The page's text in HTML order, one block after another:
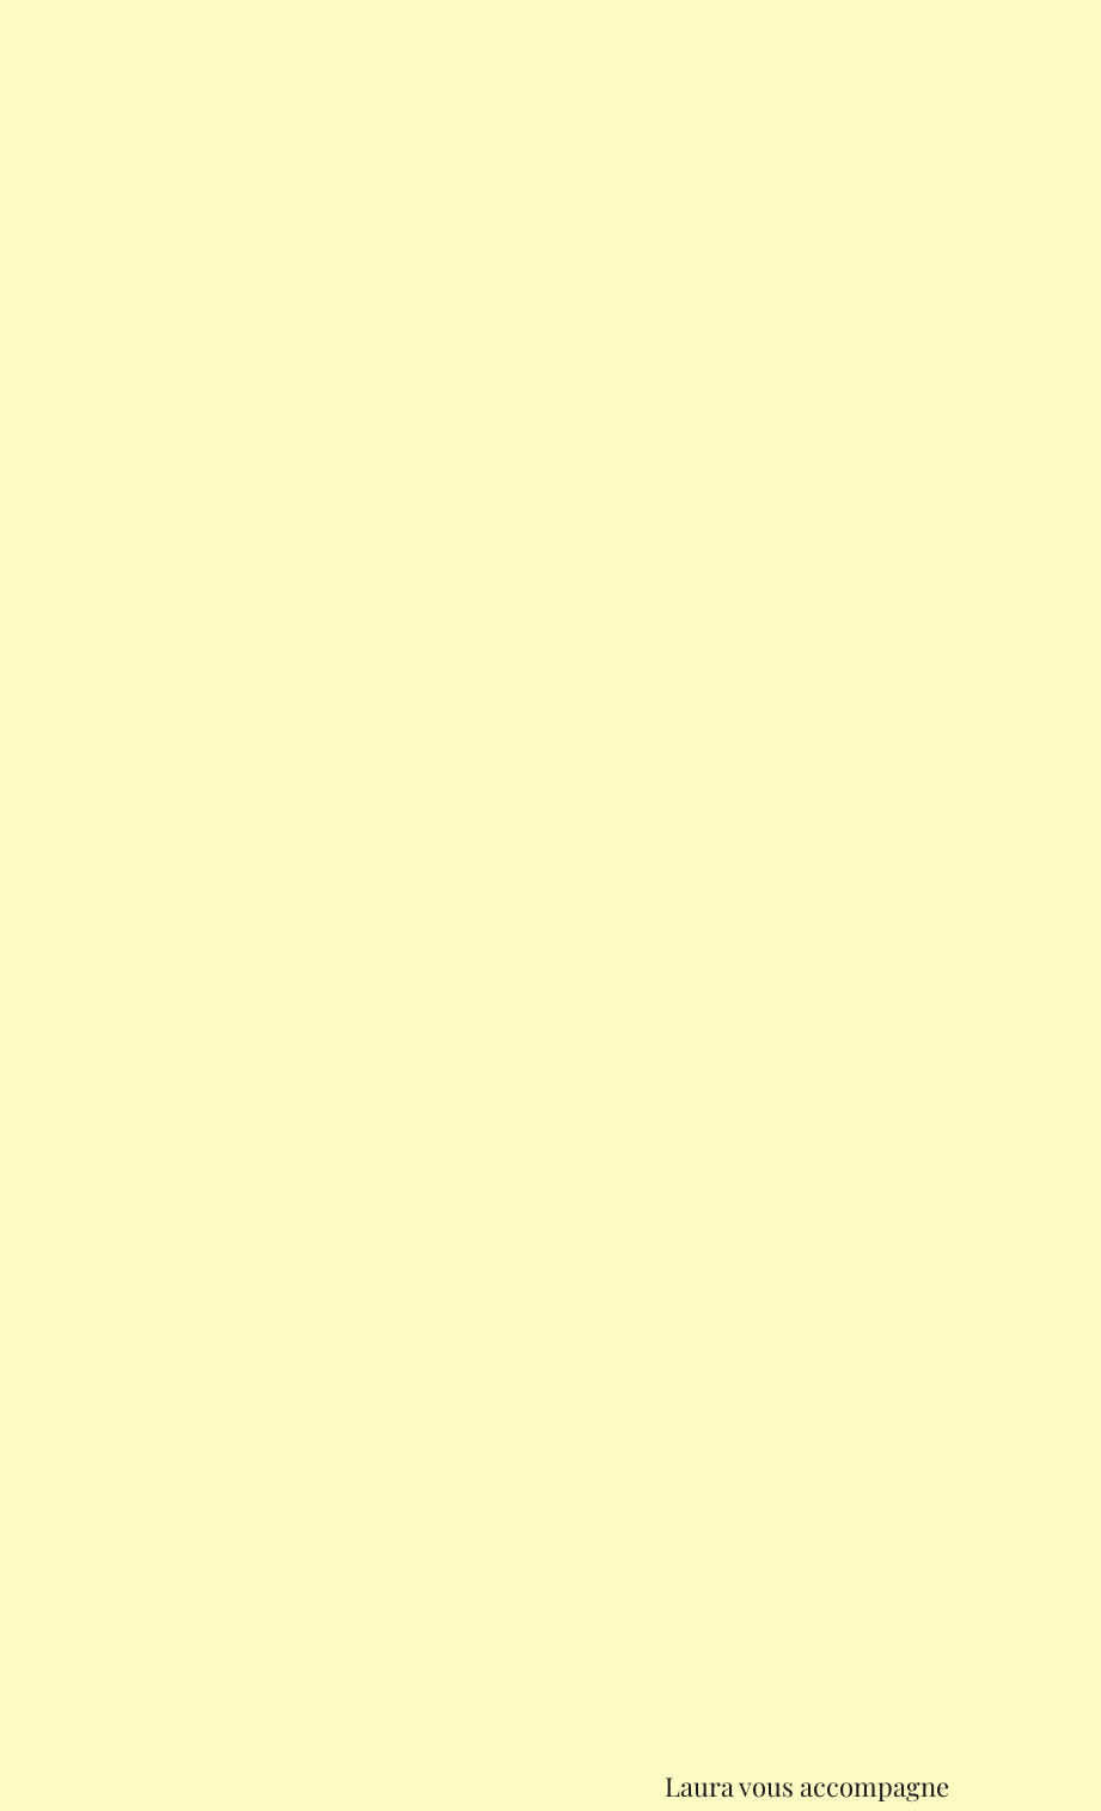
Laura vous accompagne